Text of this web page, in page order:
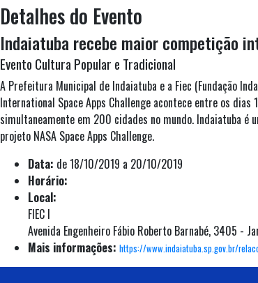
Detalhes do Evento
Indaiatuba recebe maior competição
Evento Cultura Popular e Tradicional
A Prefeitura Municipal de Indaiatuba e a Fiec (Fundação
International Space Apps Challenge acontece entre os
simultaneamente em 200 cidades no mundo. Indaiatuba é
projeto NASA Space Apps Challenge.
Data: de 18/10/2019 a 20/10/2019
Horário:
Local:
FIEC I
Avenida Engenheiro Fábio Roberto Barnabé, 3405 -
Mais informações: https://www.indaiatuba.sp.gov.br/